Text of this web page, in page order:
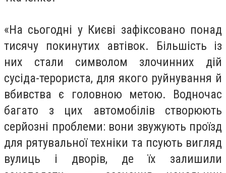
«На сьогодні у Києві зафіксовано понад
тисячу покинутих автівок. Більшість із
них стали символом злочинних дій
сусіда-терориста, для якого руйнування й
вбивства є головною метою. Водночас
багато з цих автомобілів створюють
серйозні проблеми: вони звужують проїзд
для рятувальної техніки та псують вигляд
вулиць і дворів, де їх залишили